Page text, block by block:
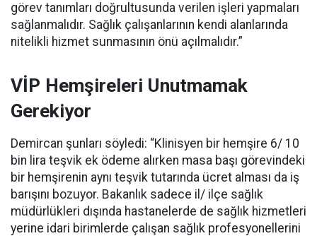
görev tanımları doğrultusunda verilen işleri yapmaları
sağlanmalıdır. Sağlık çalışanlarının kendi alanlarında
nitelikli hizmet sunmasının önü açılmalıdır.”
VİP Hemşireleri Unutmamak
Gerekiyor
Demircan şunları söyledi: “Klinisyen bir hemşire 6/ 10
bin lira teşvik ek ödeme alırken masa başı görevindeki
bir hemşirenin aynı teşvik tutarında ücret alması da iş
barışını bozuyor. Bakanlık sadece il/ ilçe sağlık
müdürlükleri dışında hastanelerde de sağlık hizmetleri
yerine idari birimlerde çalışan sağlık profesyonellerini